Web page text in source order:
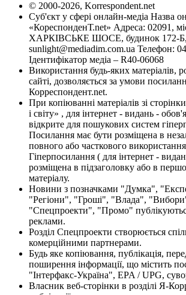
© 2000-2026, Korrespondent.net
Суб'єкт у сфері онлайн-медіа Назва
«КореспонденТ.net» Адреса: 02091,
ХАРКІВСЬКЕ ШОСЕ, будинок 172-Б,
sunlight@mediadim.com.ua Телефон:
Ідентифікатор медіа – R40-06068
Використання будь-яких матеріалів,
сайті, дозволяється за умови
Корреспондент.net.
При копіюванні матеріалів зі
і світу» , для інтернет - видань -
відкрите для пошукових систем
Посилання має бути розміщена в
повного або часткового використання
Гіперпосилання ( для інтернет -
розміщена в підзаголовку або в
матеріалу.
Новини з позначками "Думка",
"Регіони", "Гроші", "Влада",
"Спецпроекти", "Промо"
реклами.
Розділ Спецпроекти створюється
комерційними партнерами.
Будь яке копіювання, публікація,
поширення інформації, що містить
"Інтерфакс-Україна", EPA / UPG,
Власник веб-сторінки в розділі Я-